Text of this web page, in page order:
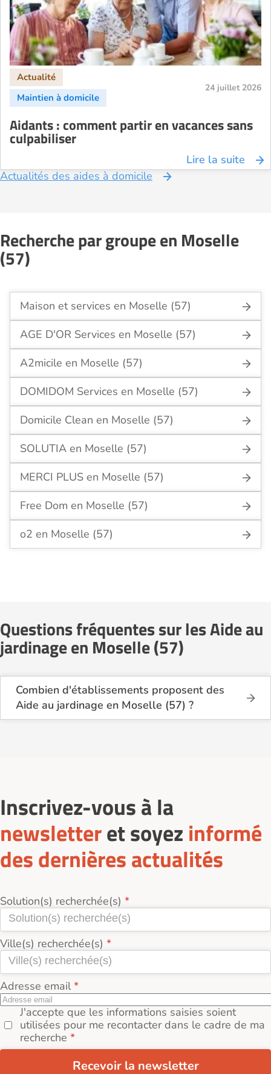
24 juillet 2026
Aidants : comment partir en vacances sans
culpabiliser
Lire la suite
Actualités des aides à domicile
Recherche par groupe en Moselle
(57)
Maison et services en Moselle (57)
AGE D'OR Services en Moselle (57)
A2micile en Moselle (57)
DOMIDOM Services en Moselle (57)
Domicile Clean en Moselle (57)
SOLUTIA en Moselle (57)
MERCI PLUS en Moselle (57)
Free Dom en Moselle (57)
o2 en Moselle (57)
Questions fréquentes sur les Aide au
jardinage en Moselle (57)
Combien d'établissements proposent des
Aide au jardinage en Moselle (57) ?
Sur le site Logement-seniors.com, on recense
Inscrivez-vous à la
newsletteret soyez informé
des dernières actualités
Solution(s) recherchée(s)
Ville(s) recherchée(s)
Adresse email
J'accepte que les informations saisies soient
utilisées pour me recontacter dans le cadre de ma
recherche
Recevoir la newsletter